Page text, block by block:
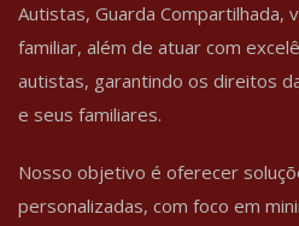
Autistas, Guarda Compartilhada,
familiar, além de atuar com
autistas, garantindo os direitos
e seus familiares.
Nosso objetivo é oferecer
personalizadas, com foco em